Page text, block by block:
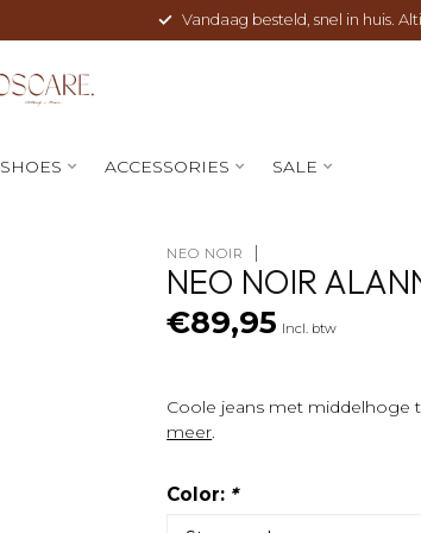
Vandaag besteld, snel in huis.
SHOES ACCESSORIES SALE
NEO NOIR
NEO NOIR
€89,95 Incl. btw
Coole jeans met middelhoge
meer.
Color: *